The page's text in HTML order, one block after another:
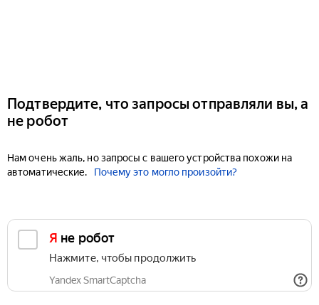
Подтвердите, что запросы отправляли вы, а
не робот
Нам очень жаль, но запросы с вашего устройства похожи на
автоматические.
Почему это могло произойти?
Я не робот
Нажмите, чтобы продолжить
Yandex SmartCaptcha